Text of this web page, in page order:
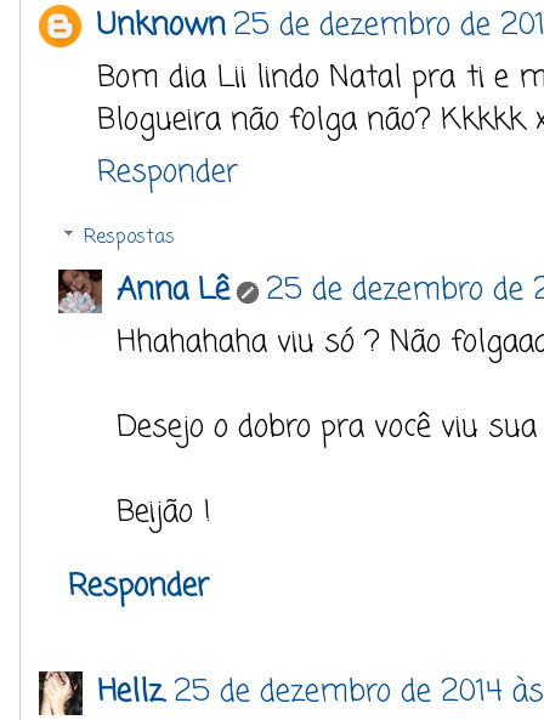
Unknown25 de dezembro de
Bom dia Lii lindo Natal pra ti e
Blogueira não folga não? Kkkkk
Responder
Respostas
Anna Lê
25 de dezembro de
Hhahahaha viu só ? Não
Desejo o dobro pra você viu
Beijão !
Responder
Hellz.25 de dezembro de 2014